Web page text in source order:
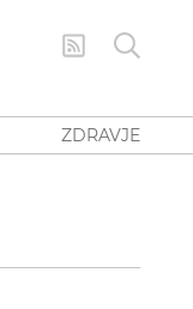
ZDRAVJE